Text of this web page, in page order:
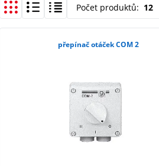
Počet produktů: 12
přepínač otáček COM 2